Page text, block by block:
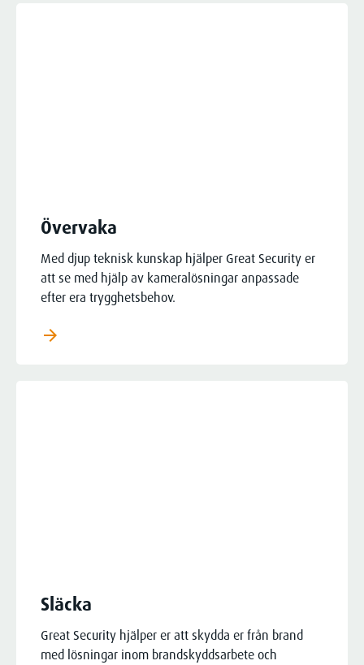
Övervaka
Med djup teknisk kunskap hjälper Great Security er
att se med hjälp av kameralösningar anpassade
efter era trygghetsbehov.
arrow_forward
Släcka
Great Security hjälper er att skydda er från brand
med lösningar inom brandskyddsarbete och